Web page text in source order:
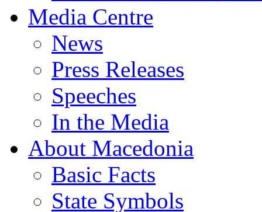
Media Centre
News
Press Releases
Speeches
In the Media
About Macedonia
Basic Facts
State Symbols